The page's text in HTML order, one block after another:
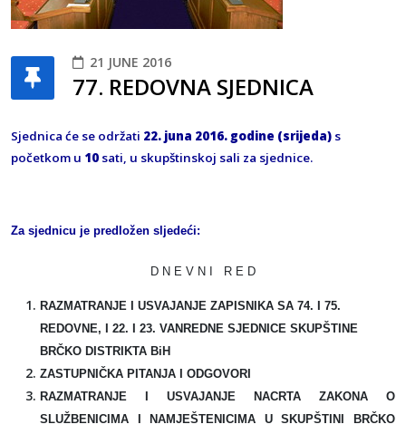
21 JUNE 2016
77. REDOVNA SJEDNICA
Sjednica će se održati 22. juna 2016. godine (srijeda) s
početkom u 10 sati, u skupštinskoj sali za sjednice.
Za sjednicu je predložen sljedeći:
D N E V N I R E D
RAZMATRANJE I USVAJANJE ZAPISNIKA SA 74. I 75.
REDOVNE, I 22. I 23. VANREDNE SJEDNICE SKUPŠTINE
BRČKO DISTRIKTA BiH
ZASTUPNIČKA PITANJA I ODGOVORI
RAZMATRANJE I USVAJANJE NACRTA ZAKONA O
SLUŽBENICIMA I NAMJEŠTENICIMA U SKUPŠTINI BRČKO